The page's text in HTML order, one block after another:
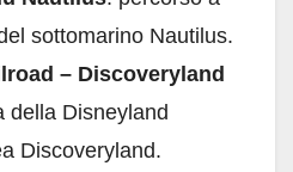
sottomarino Nautilus.
– Discoveryland
della Disneyland
Discoveryland.